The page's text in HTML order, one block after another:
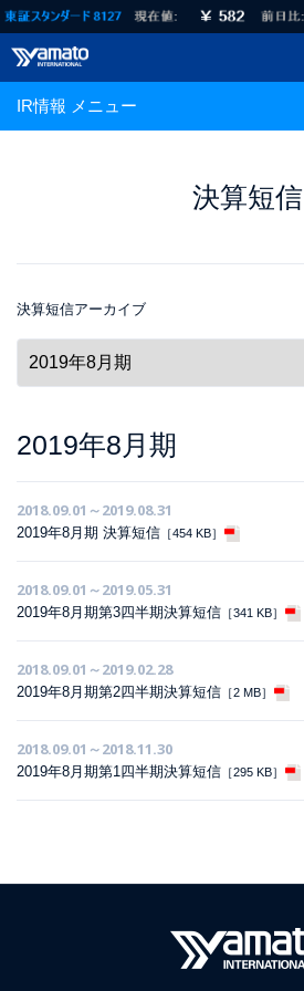
IR情報 メニュー
決算短信
決算短信アーカイブ
2019年8月期
2018.09.01～2019.08.31
2019年8月期 決算短信 ［454 KB］
2018.09.01～2019.05.31
2019年8月期第3四半期決算短信 ［341 KB］
2018.09.01～2019.02.28
2019年8月期第2四半期決算短信 ［2 MB］
2018.09.01～2018.11.30
2019年8月期第1四半期決算短信 ［295 KB］